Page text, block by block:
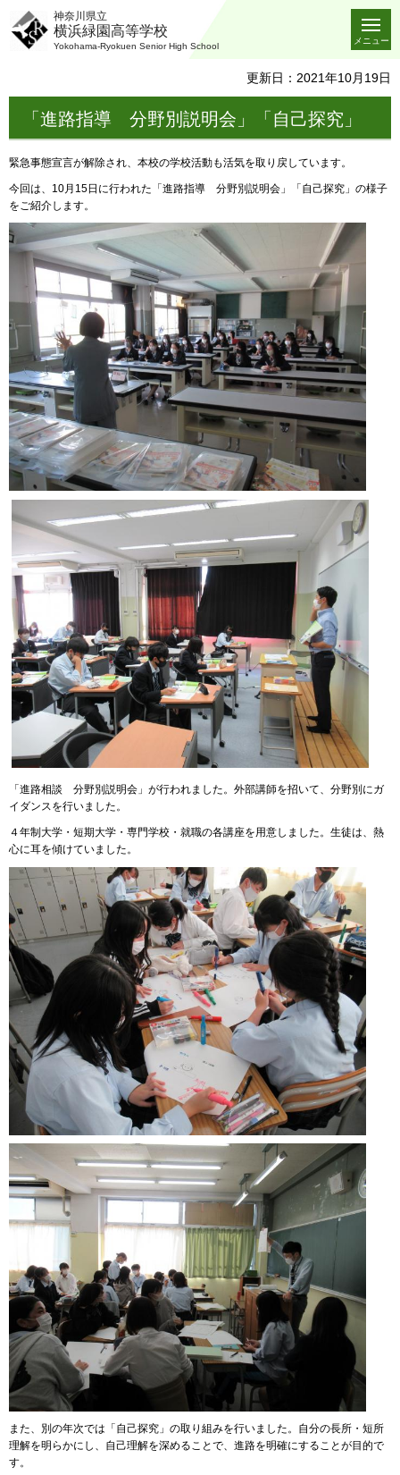
神奈川県立
横浜緑園高等学校
Yokohama-Ryokuen Senior High School
メニュー
更新日：2021年10月19日
「進路指導 分野別説明会」「自己探究」
緊急事態宣言が解除され、本校の学校活動も活気を取り戻しています。
今回は、10月15日に行われた「進路指導 分野別説明会」「自己探究」の様子
をご紹介します。
「進路相談 分野別説明会」が行われました。外部講師を招いて、分野別にガ
イダンスを行いました。
４年制大学・短期大学・専門学校・就職の各講座を用意しました。生徒は、熱
心に耳を傾けていました。
また、別の年次では「自己探究」の取り組みを行いました。自分の長所・短所
理解を明らかにし、自己理解を深めることで、進路を明確にすることが目的で
す。